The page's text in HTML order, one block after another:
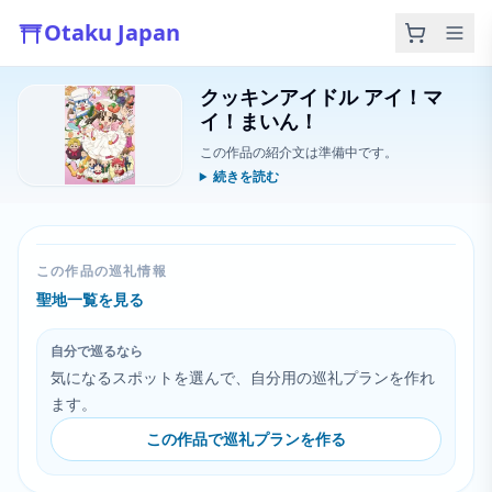
Otaku Japan
クッキンアイドル アイ！マ
イ！まいん！
この作品の紹介文は準備中です。
続きを読む
この作品の巡礼情報
聖地一覧を見る
自分で巡るなら
気になるスポットを選んで、自分用の巡礼プランを作れ
ます。
この作品で巡礼プランを作る